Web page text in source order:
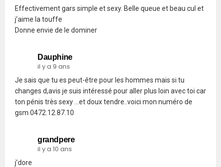
Effectivement gars simple et sexy. Belle queue et beau cul et
j’aime la touffe
Donne envie de le dominer
Dauphine
il y a 9 ans
Je sais que tu es peut-être pour les hommes mais si tu
changes d,avis je suis intéressé pour aller plus loin avec toi car
ton pénis très sexy …et doux tendre..voici mon numéro de
gsm 0472.12.87.10
grandpere
il y a 10 ans
j’dore